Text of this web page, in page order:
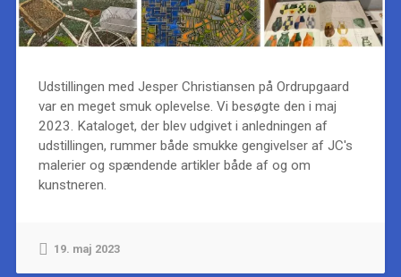
Udstillingen med Jesper Christiansen på Ordrupgaard
var en meget smuk oplevelse. Vi besøgte den i maj
2023. Kataloget, der blev udgivet i anledningen af
udstillingen, rummer både smukke gengivelser af JC's
malerier og spændende artikler både af og om
kunstneren.
19. maj 2023